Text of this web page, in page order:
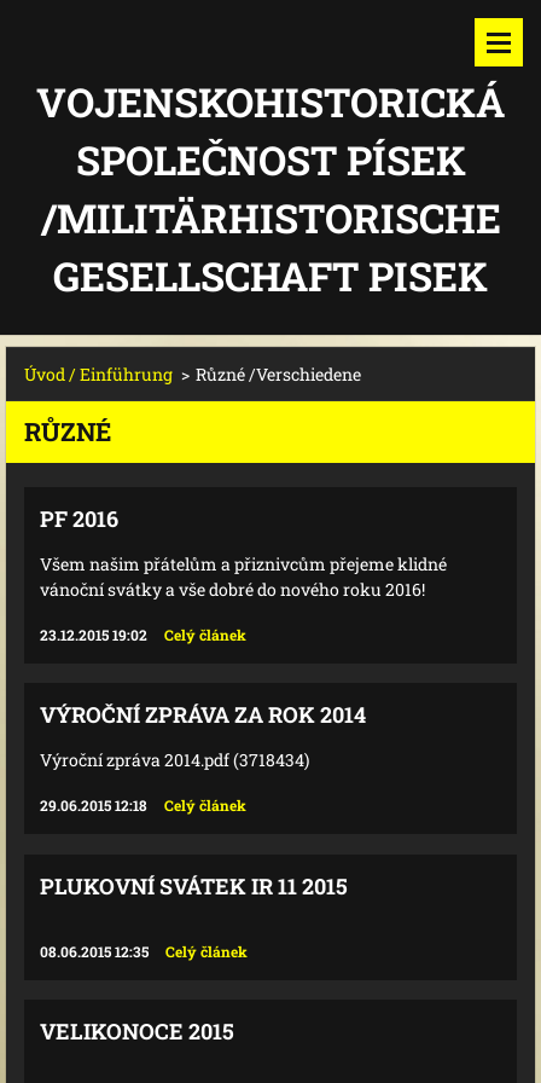
VOJENSKOHISTORICKÁ
SPOLEČNOST PÍSEK
/MILITÄRHISTORISCHE
GESELLSCHAFT PISEK
Úvod / Einführung > Různé /Verschiedene
RŮZNÉ
PF 2016
Všem našim přátelům a přiznivcům přejeme klidné
vánoční svátky a vše dobré do nového roku 2016!
23.12.2015 19:02 Celý článek
VÝROČNÍ ZPRÁVA ZA ROK 2014
Výroční zpráva 2014.pdf (3718434)
29.06.2015 12:18 Celý článek
PLUKOVNÍ SVÁTEK IR 11 2015
08.06.2015 12:35 Celý článek
VELIKONOCE 2015